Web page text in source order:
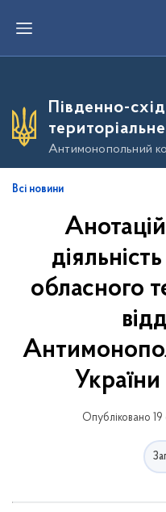
е
о
о
в
Південно-
Антимонопольний
Всі новини
обласного
Опубліковано